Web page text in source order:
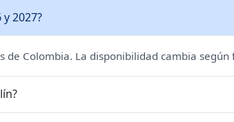
2027?
Colombia. La disponibilidad cambia